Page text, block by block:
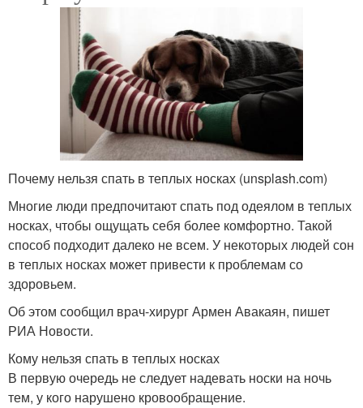
Почему нельзя спать в теплых носках (unsplash.com)
Многие люди предпочитают спать под одеялом в теплых
носках, чтобы ощущать себя более комфортно. Такой
способ подходит далеко не всем. У некоторых людей сон
в теплых носках может привести к проблемам со
здоровьем.
Об этом сообщил врач-хирург Армен Авакаян, пишет
РИА Новости.
Кому нельзя спать в теплых носках
В первую очередь не следует надевать носки на ночь
тем, у кого нарушено кровообращение.